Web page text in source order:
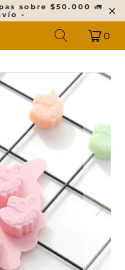
sobre $50.000 🚛
-
0